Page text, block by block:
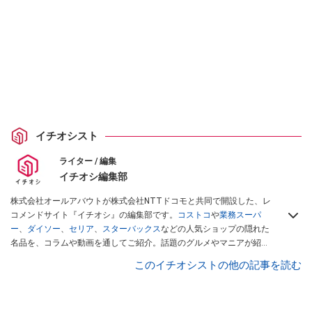
イチオシスト
ライター / 編集
イチオシ編集部
株式会社オールアバウトが株式会社NTTドコモと共同で開設した、レ
コメンドサイト『イチオシ』の編集部です。 コストコや業務スーパ
ー、 ダイソー、 セリア、 スターバックスなどの人気ショップの隠れた
名品を、コラムや動画を通してご紹介。話題のグルメやマニアが紹介
インフルエンサーが実際に使用してレビューしています。毎日トレン
このイチオシストの他の記事を読む